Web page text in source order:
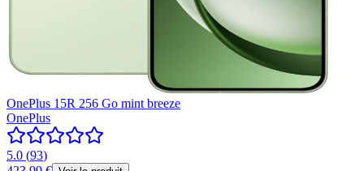
OnePlus 15R 256 Go mint breeze
OnePlus
5.0 (93)